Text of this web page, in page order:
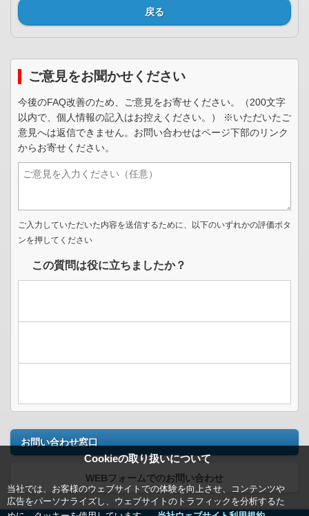
Cookieの取り扱いについて
当社では、お客様のウェブサイトでの体験を向上させ、コンテンツや
広告をパーソナライズし、ウェブサイトのトラフィックを分析するた
戻る
ご意見をお聞かせください
今後のFAQ改善のため、ご意見をお寄せください。（200文字
以内で、個人情報の記入はお控えください。） ※いただいたご
意見へは返信できません。お問い合わせはページ下部のリンク
からお寄せください。
ご入力していただいた内容を送信するために、以下のいずれかの評価ボタ
ンを押してください
この質問は役に立ちましたか？
お問い合わせ窓口
WEBフォームでのお問い合わせ